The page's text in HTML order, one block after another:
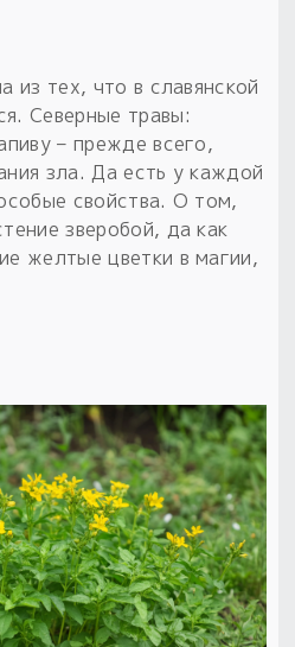
по системе Рез Рода:
книги
Нежиты» и «Резы
из тех, что в славянской
Северные травы:
– прежде всего,
зла. Да есть у каждой
свойства. О том,
зверобой, да как
желтые цветки в магии,